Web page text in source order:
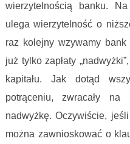
wierzytelnością banku.
ulega wierzytelność o
raz kolejny wzywamy bank
już tylko zapłaty
kapitału. Jak dotąd
potrąceniu, zwracały
nadwyżkę. Oczywiście,
można zawnioskować o